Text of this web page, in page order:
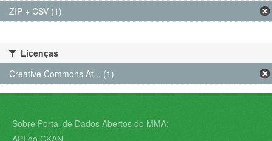
ZIP + CSV (1)
Licenças
Creative Commons At... (1)
Sobre Portal de Dados Abertos do MMA:
API do CKAN